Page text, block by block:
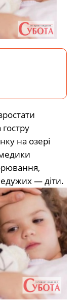
гостру
на озері
— діти.